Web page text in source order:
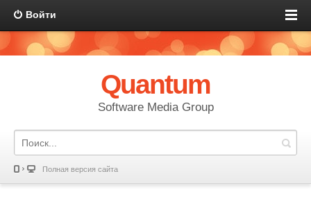
Войти
Quantum
Software Media Group
Полная версия сайта